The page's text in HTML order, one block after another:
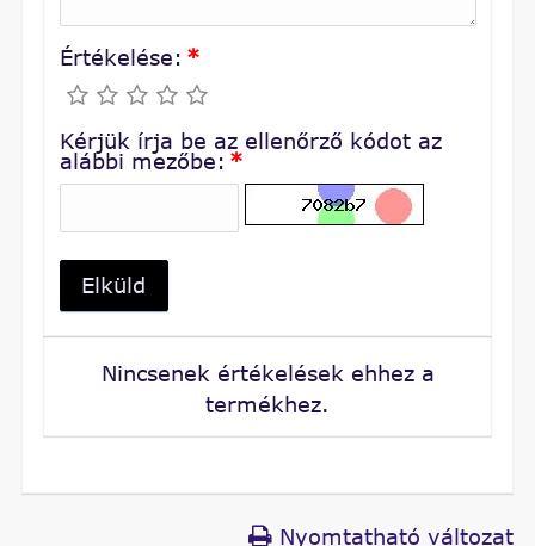
Értékelése: *
Kérjük írja be az ellenőrző kódot az
alábbi mezőbe: *
Elküld
Nincsenek értékelések ehhez a
termékhez.
Nyomtatható változat